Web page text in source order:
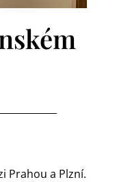
Prahou a Plzní.